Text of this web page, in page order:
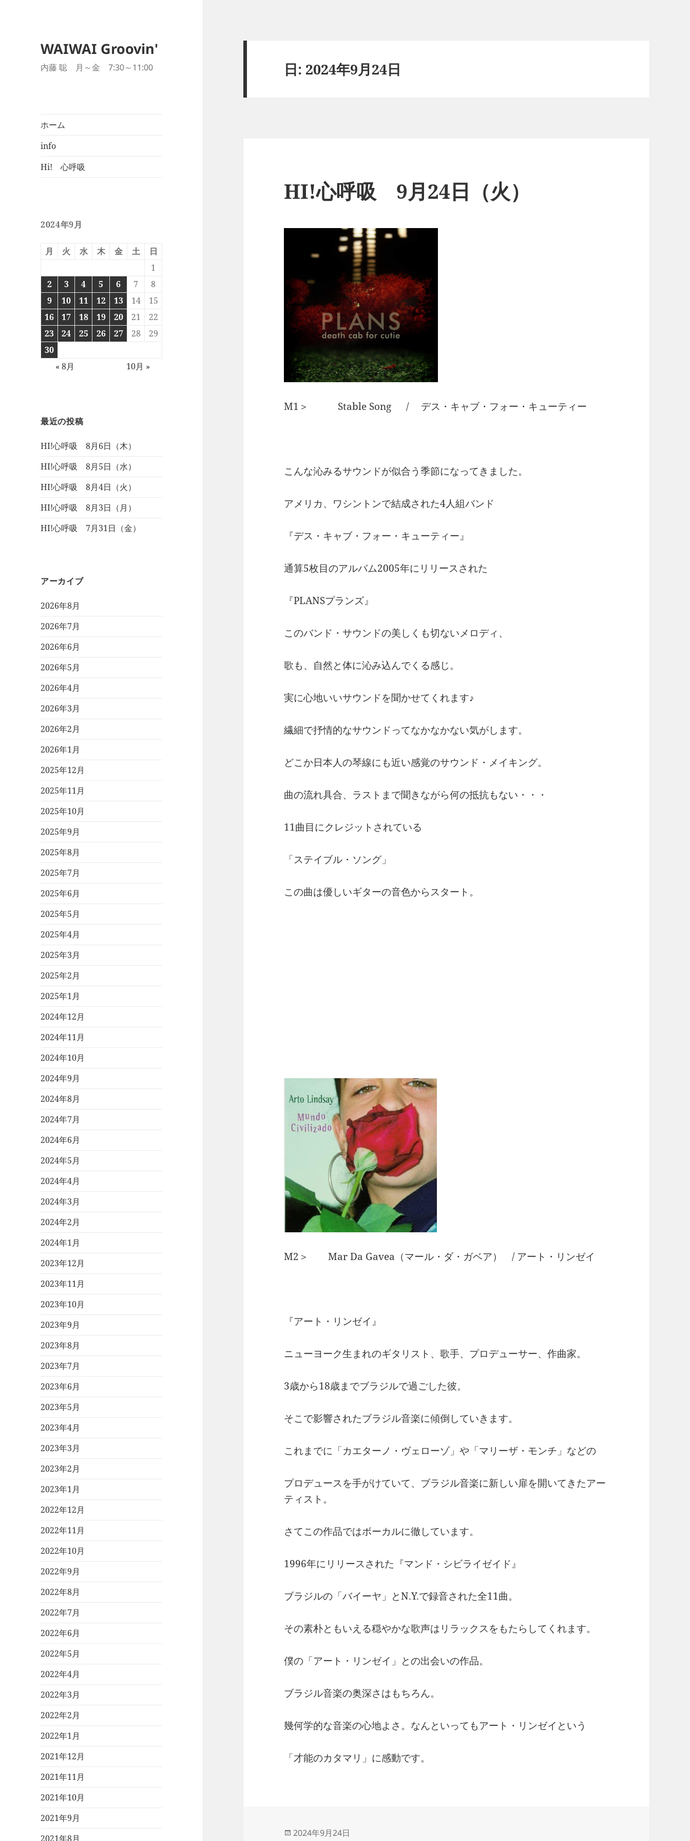
WAIWAI Groovin'
内藤 聡 月～金 7:30～11:00
ホーム
info
Hi! 心呼吸
2024年9月
月 火 水 木 金 土
日
1
2
3 4 5 6 7
8
9
10 11 12 13 14
15
16
17 18 19 20 21
22
23
24 25 26 27 28
29
30
« 8月
10月 »
最近の投稿
HI!心呼吸 8月6日（木）
HI!心呼吸 8月5日（水）
HI!心呼吸 8月4日（火）
HI!心呼吸 8月3日（月）
HI!心呼吸 7月31日（金）
アーカイブ
2026年8月
2026年7月
2026年6月
2026年5月
2026年4月
2026年3月
2026年2月
2026年1月
2025年12月
2025年11月
2025年10月
2025年9月
2025年8月
2025年7月
2025年6月
2025年5月
2025年4月
2025年3月
2025年2月
2025年1月
2024年12月
2024年11月
2024年10月
2024年9月
2024年8月
2024年7月
2024年6月
2024年5月
2024年4月
2024年3月
2024年2月
2024年1月
2023年12月
2023年11月
2023年10月
2023年9月
2023年8月
2023年7月
2023年6月
2023年5月
2023年4月
2023年3月
2023年2月
2023年1月
2022年12月
2022年11月
2022年10月
2022年9月
2022年8月
2022年7月
2022年6月
2022年5月
2022年4月
2022年3月
2022年2月
2022年1月
2021年12月
2021年11月
2021年10月
2021年9月
2021年8月
日: 2024年9月24日
HI!心呼吸 9月24日（火）
M1＞ Stable Song / デス・キャブ・フォー・キューティー
こんな沁みるサウンドが似合う季節になってきました。
アメリカ、ワシントンで結成された4人組バンド
『デス・キャブ・フォー・キューティー』
通算5枚目のアルバム2005年にリリースされた
『PLANSプランズ』
このバンド・サウンドの美しくも切ないメロディ、
歌も、自然と体に沁み込んでくる感じ。
実に心地いいサウンドを聞かせてくれます♪
繊細で抒情的なサウンドってなかなかない気がします。
どこか日本人の琴線にも近い感覚のサウンド・メイキング。
曲の流れ具合、ラストまで聞きながら何の抵抗もない・・・
11曲目にクレジットされている
「ステイブル・ソング」
この曲は優しいギターの音色からスタート。
M2＞ Mar Da Gavea（マール・ダ・ガベア） / アート・リンゼイ
『アート・リンゼイ』
ニューヨーク生まれのギタリスト、歌手、プロデューサー、作曲家。
3歳から18歳までブラジルで過ごした彼。
そこで影響されたブラジル音楽に傾倒していきます。
これまでに「カエターノ・ヴェローゾ」や「マリーザ・モンチ」などの
プロデュースを手がけていて、ブラジル音楽に新しい扉を開いてきたアー
ティスト。
さてこの作品ではボーカルに徹しています。
1996年にリリースされた『マンド・シビライゼイド』
ブラジルの「バイーヤ」とN.Y.で録音された全11曲。
その素朴ともいえる穏やかな歌声はリラックスをもたらしてくれます。
僕の「アート・リンゼイ」との出会いの作品。
ブラジル音楽の奥深さはもちろん。
幾何学的な音楽の心地よさ。なんといってもアート・リンゼイという
「才能のカタマリ」に感動です。
投
2024年9月24日